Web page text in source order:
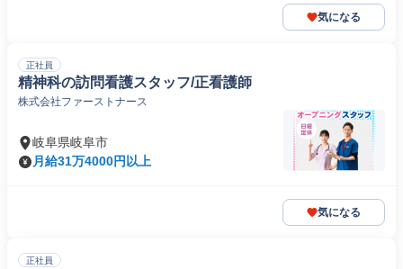
気になる
正社員
精神科の訪問看護スタッフ/正看護師
株式会社ファーストナース
岐阜県岐阜市
月給31万4000円以上
気になる
正社員